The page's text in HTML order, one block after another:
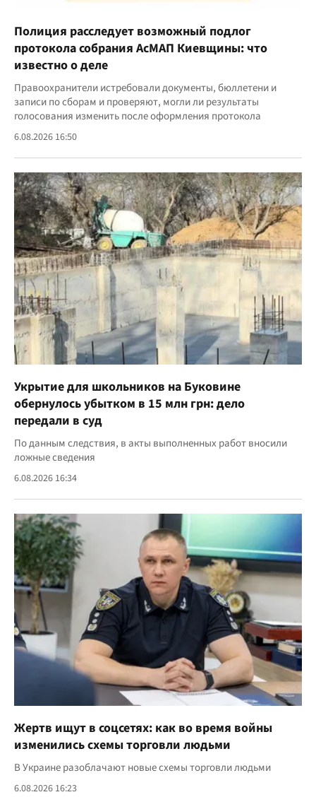
Полиция расследует возможный подлог
протокола собрания АсМАП Киевщины: что
известно о деле
Правоохранители истребовали документы, бюллетени и
записи по сборам и проверяют, могли ли результаты
голосования изменить после оформления протокола
6.08.2026 16:50
Укрытие для школьников на Буковине
обернулось убытком в 15 млн грн: дело
передали в суд
По данным следствия, в акты выполненных работ вносили
ложные сведения
6.08.2026 16:34
Жертв ищут в соцсетях: как во время войны
изменились схемы торговли людьми
В Украине разоблачают новые схемы торговли людьми
6.08.2026 16:23